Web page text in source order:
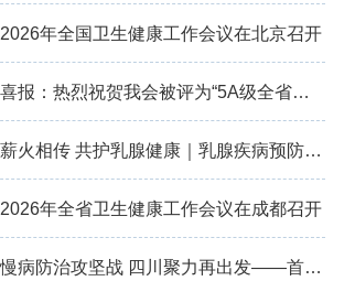
2026年全国卫生健康工作会议在北京召开
喜报：热烈祝贺我会被评为“5A级全省性社会组织”！
薪火相传 共护乳腺健康｜乳腺疾病预防与控制分会第四届委员会换届选举会议暨2026年学术会议成功举办
2026年全省卫生健康工作会议在成都召开
慢病防治攻坚战 四川聚力再出发——首届四川慢性病防治大会顺利召开